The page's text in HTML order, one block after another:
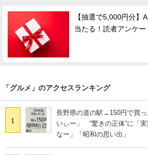
【抽選で5,000円分】
当たる！読者アンケー
「グルメ」のアクセスランキング
1
長野県の道の駅→150円で買
いぃー」 “驚きの正体”に「
なー」「昭和の思い出」